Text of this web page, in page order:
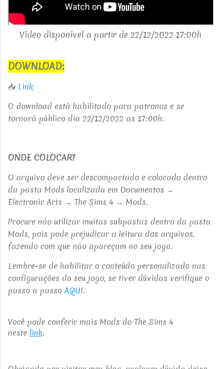
Vídeo disponível a partir de 22/12/2022 17:00h
DOWNLOAD:
📥 Link
O download está habilitado para patronos e se
tornará público dia 22/12/2022 as 17:00h.
ONDE COLOCAR?
O arquivo deve ser descompactado e colocado dentro
da pasta Mods localizada em Documentos →
Electronic Arts → The Sims 4 → Mods.
Procure não utilizar muitas subpastas dentro da pasta
Mods, pois pode prejudicar a leitura dos arquivos,
fazendo com que não apareçam no seu jogo.
Lembre-se de habilitar o conteúdo personalizado nas
configurações do seu jogo, se tiver dúvidas verifique o
passo a passo AQUI.
Você pode conferir mais Mods do The Sims 4
neste link.